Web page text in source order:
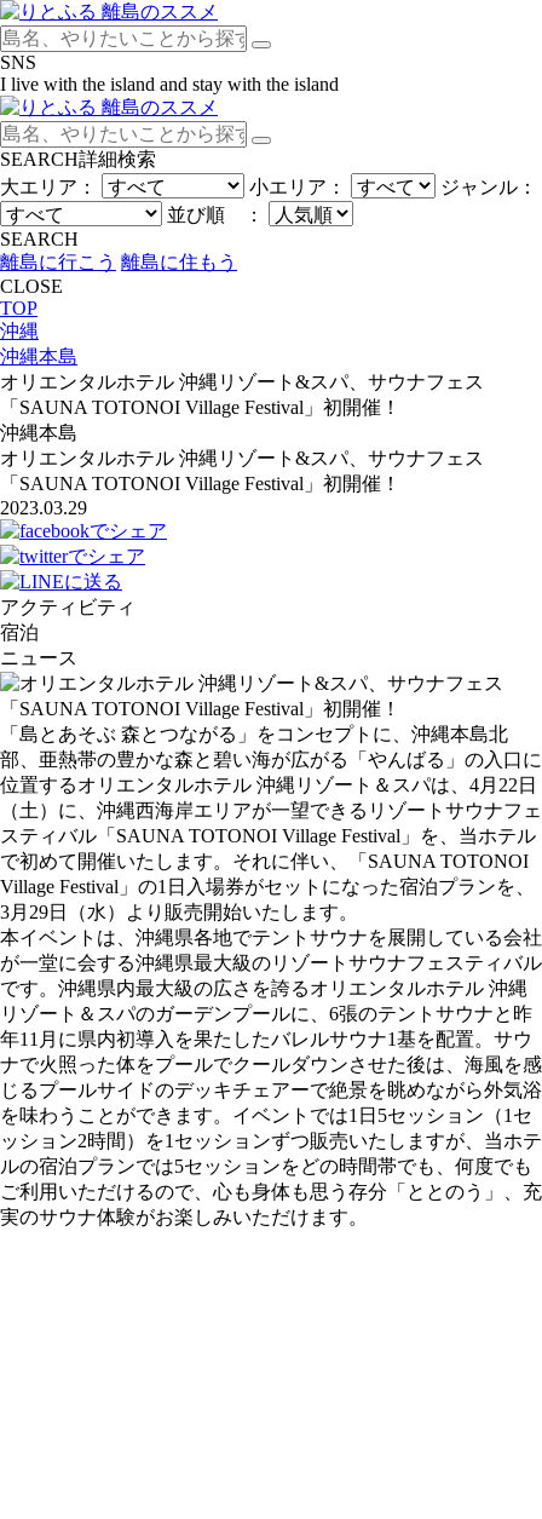
SNS
I live with the island and stay with the island
SEARCH詳細検索
大エリア：
小エリア：
ジャンル：
並び順 ：
SEARCH
離島に行こう 離島に住もう
CLOSE
TOP
沖縄
沖縄本島
オリエンタルホテル 沖縄リゾート&スパ、サウナフェス
「SAUNA TOTONOI Village Festival」初開催！
沖縄本島
オリエンタルホテル 沖縄リゾート&スパ、サウナフェス
「SAUNA TOTONOI Village Festival」初開催！
2023.03.29
アクティビティ
宿泊
ニュース
「島とあそぶ 森とつながる」をコンセプトに、沖縄本島北
部、亜熱帯の豊かな森と碧い海が広がる「やんばる」の⼊⼝に
位置するオリエンタルホテル 沖縄リゾート＆スパは、4月22日
（土）に、沖縄西海岸エリアが一望できるリゾートサウナフェ
スティバル「SAUNA TOTONOI Village Festival」を、当ホテル
で初めて開催いたします。それに伴い、「SAUNA TOTONOI
Village Festival」の1日⼊場券がセットになった宿泊プランを、
3月29日（水）より販売開始いたします。
本イベントは、沖縄県各地でテントサウナを展開している会社
が一堂に会する沖縄県最大級のリゾートサウナフェスティバル
です。沖縄県内最大級の広さを誇るオリエンタルホテル 沖縄
リゾート＆スパのガーデンプールに、6張のテントサウナと昨
年11月に県内初導⼊を果たしたバレルサウナ1基を配置。サウ
ナで火照った体をプールでクールダウンさせた後は、海風を感
じるプールサイドのデッキチェアーで絶景を眺めながら外気浴
を味わうことができます。イベントでは1日5セッション（1セ
ッション2時間）を1セッションずつ販売いたしますが、当ホテ
ルの宿泊プランでは5セッションをどの時間帯でも、何度でも
ご利用いただけるので、心も身体も思う存分「ととのう」、充
実のサウナ体験がお楽しみいただけます。